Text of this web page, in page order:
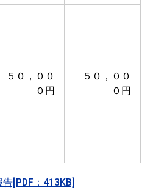
５０，００
０円
５０，００
０円
[PDF：413KB]